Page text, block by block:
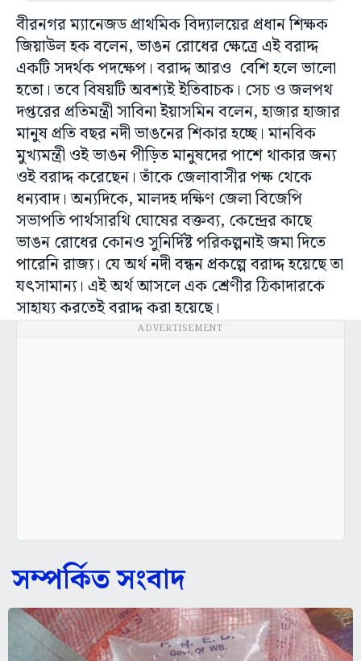
বীরনগর ম্যানেজড প্রাথমিক বিদ্যালয়ের প্রধান শিক্ষক
জিয়াউল হক বলেন, ভাঙন রোধের ক্ষেত্রে এই বরাদ্দ
একটি সদর্থক পদক্ষেপ। বরাদ্দ আরও বেশি হলে ভালো
হতো। তবে বিষয়টি অবশ্যই ইতিবাচক। সেচ ও জলপথ
দপ্তরের প্রতিমন্ত্রী সাবিনা ইয়াসমিন বলেন, হাজার হাজার
মানুষ প্রতি বছর নদী ভাঙনের শিকার হচ্ছে। মানবিক
মুখ্যমন্ত্রী ওই ভাঙন পীড়িত মানুষদের পাশে থাকার জন্য
ওই বরাদ্দ করেছেন। তাঁকে জেলাবাসীর পক্ষ থেকে
ধন্যবাদ। অন্যদিকে, মালদহ দক্ষিণ জেলা বিজেপি
সভাপতি পার্থসারথি ঘোষের বক্তব্য, কেন্দ্রের কাছে
ভাঙন রোধের কোনও সুনির্দিষ্ট পরিকল্পনাই জমা দিতে
পারেনি রাজ্য। যে অর্থ নদী বন্ধন প্রকল্পে বরাদ্দ হয়েছে তা
যৎসামান্য। এই অর্থ আসলে এক শ্রেণীর ঠিকাদারকে
সাহায্য করতেই বরাদ্দ করা হয়েছে।
ADVERTISEMENT
সম্পর্কিত সংবাদ